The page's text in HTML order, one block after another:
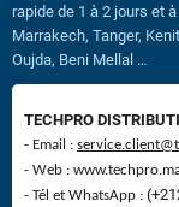
rapide de 1 à 2 jours et
Marrakech, Tanger,
Oujda, Beni Mellal …
TECHPRO
- Email :
- Web :
- Tél et WhatsApp :